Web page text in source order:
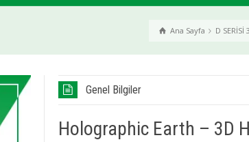
Ana Sayfa D SERİSİ
Genel Bilgiler
Holographic Earth – 3D